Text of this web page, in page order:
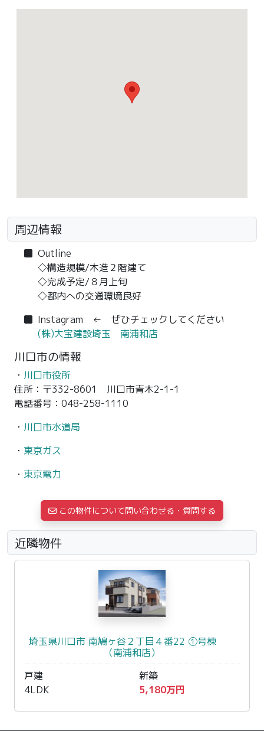
周辺情報
Outline
◇構造規模/木造２階建て
◇完成予定/８月上旬
◇都内への交通環境良好
Instagram ← ぜひチェックしてください
(株)大宝建設埼玉 南浦和店
川口市の情報
・ 川口市役所
住所：〒332-8601 川口市青木2-1-1
電話番号：048-258-1110
・ 川口市水道局
・ 東京ガス
・ 東京電力
この物件について問い合わせる・質問する
近隣物件
埼玉県川口市 南鳩ヶ谷２丁目４番22 ①号棟
（南浦和店）
戸建
新築
4LDK
5,180万円